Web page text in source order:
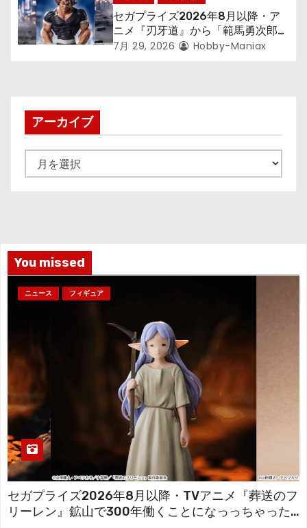
セガプライズ2026年8月以降・ア
ニメ『刃牙道』から「範馬勇次郎」
が登場ッッ!!
7月 29, 2026 Hobby-Maniax
アーカイブ
ー
You missed
ニュース フィギュア
セガプライズ2026年8月以降・TVアニメ『葬送のフ
リーレン』鉱山で300年働くことになっっちゃった